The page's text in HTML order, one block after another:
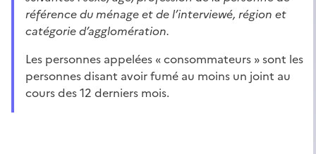
référence du ménage et de l’interviewé, région et
catégorie d’agglomération.
Les personnes appelées « consommateurs » sont les
personnes disant avoir fumé au moins un joint au
cours des 12 derniers mois.